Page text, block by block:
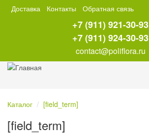
Перейти
Доставка Контакты Обратная связь
+7 (911) 921-30-93
+7 (911) 924-30-93
contact@poliflora.ru
Каталог
[field_term]
[field_term]